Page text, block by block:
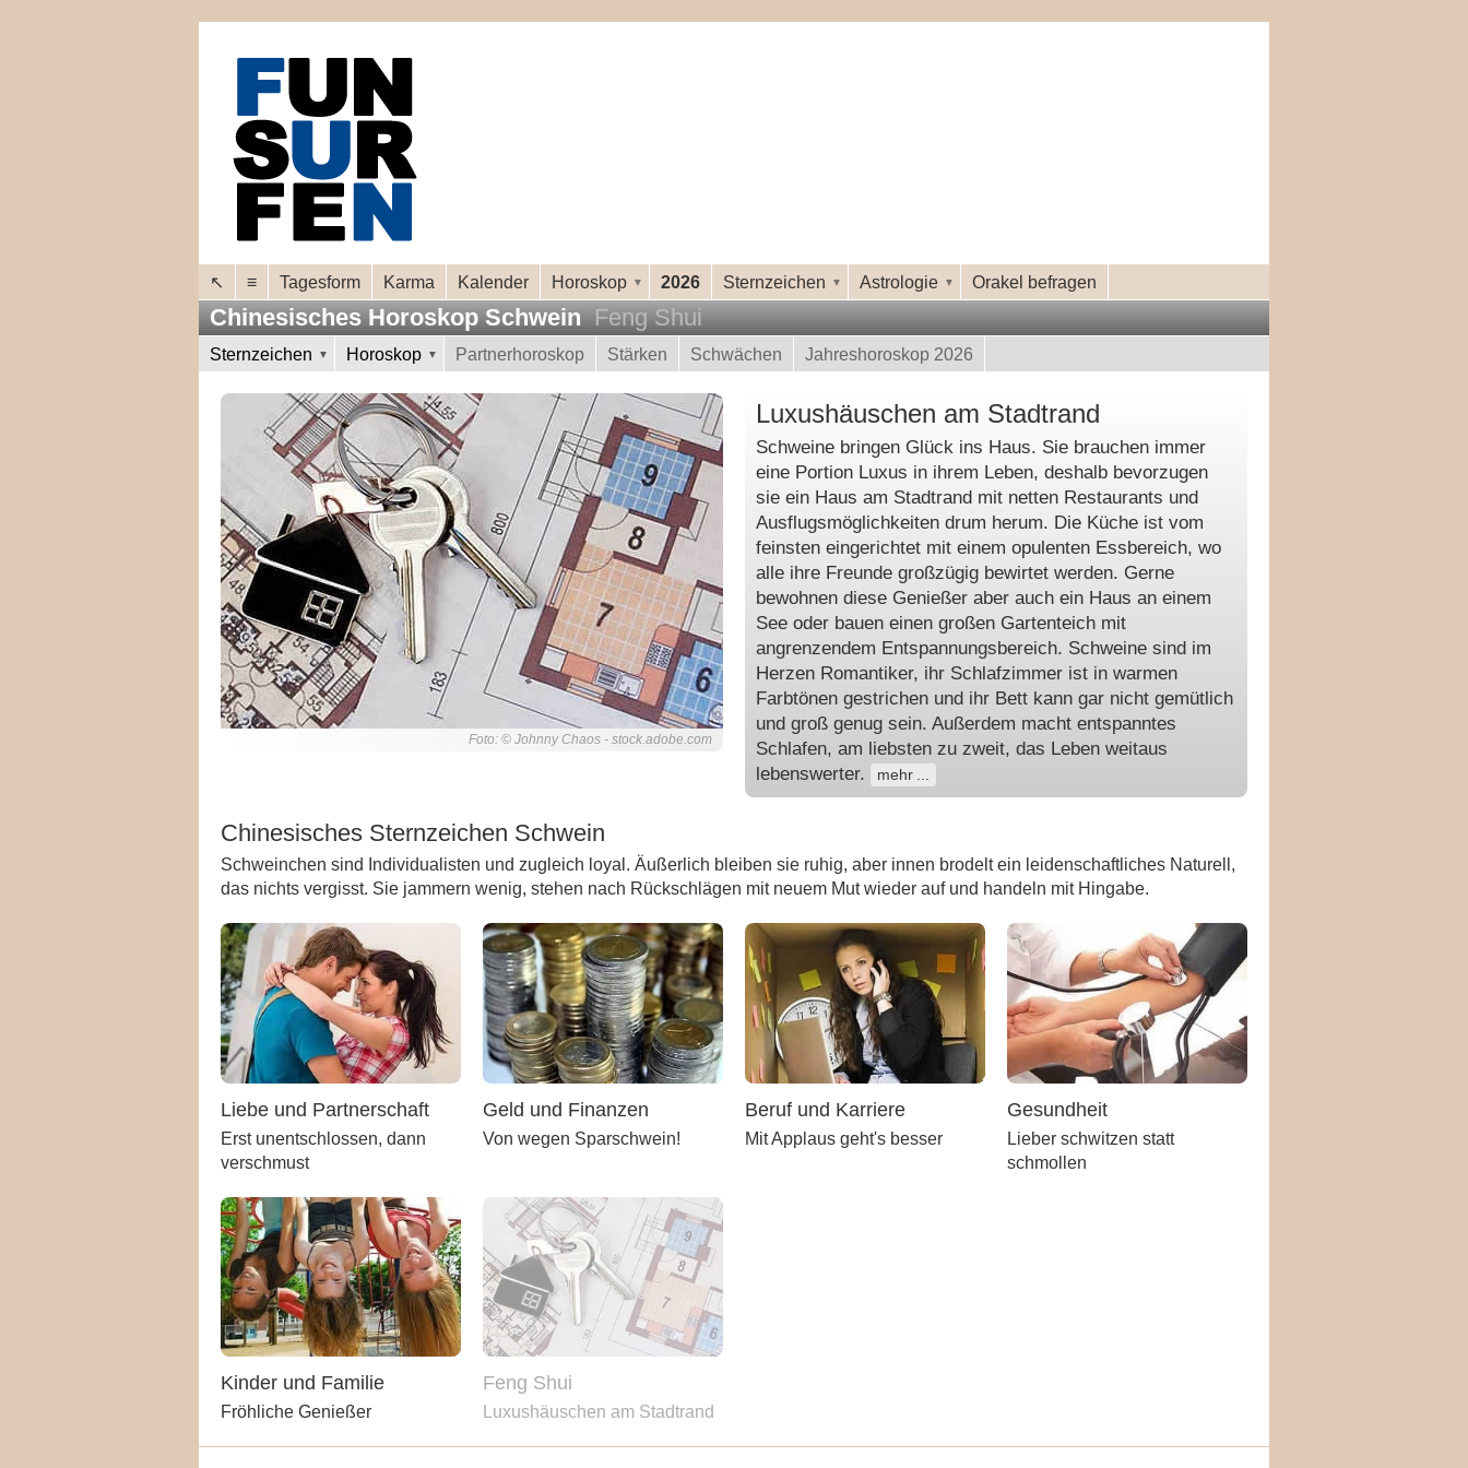
↖ ≡ Tagesform Karma Kalender Horoskop 2026 Sternzeichen Astrologie Orakel befragen
Chinesisches Horoskop Schwein Feng Shui
Sternzeichen Horoskop Partnerhoroskop Stärken Schwächen Jahreshoroskop 2026
Foto: © Johnny Chaos - stock.adobe.com
Luxushäuschen am Stadtrand
Schweine bringen Glück ins Haus. Sie brauchen immer
eine Portion Luxus in ihrem Leben, deshalb bevorzugen
sie ein Haus am Stadtrand mit netten Restaurants und
Ausflugsmöglichkeiten drum herum. Die Küche ist vom
feinsten eingerichtet mit einem opulenten Essbereich, wo
alle ihre Freunde großzügig bewirtet werden. Gerne
bewohnen diese Genießer aber auch ein Haus an einem
See oder bauen einen großen Gartenteich mit
angrenzendem Entspannungsbereich. Schweine sind im
Herzen Romantiker, ihr Schlafzimmer ist in warmen
Farbtönen gestrichen und ihr Bett kann gar nicht gemütlich
und groß genug sein. Außerdem macht entspanntes
Schlafen, am liebsten zu zweit, das Leben weitaus
lebenswerter.
mehr
Chinesisches Sternzeichen Schwein
Schweinchen sind Individualisten und zugleich loyal. Äußerlich bleiben sie ruhig, aber innen brodelt ein leidenschaftliches Naturell,
das nichts vergisst. Sie jammern wenig, stehen nach Rückschlägen mit neuem Mut wieder auf und handeln mit Hingabe.
Liebe und Partnerschaft
Erst unentschlossen, dann
verschmust
Geld und Finanzen
Von wegen Sparschwein!
Beruf und Karriere
Mit Applaus geht's besser
Gesundheit
Lieber schwitzen statt
schmollen
Kinder und Familie
Fröhliche Genießer
Feng Shui
Luxushäuschen am Stadtrand